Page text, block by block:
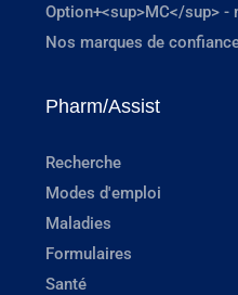
Option+<sup>MC</sup> -
Nos marques de
Pharm/Assist
Recherche
Modes d'emploi
Maladies
Formulaires
Santé